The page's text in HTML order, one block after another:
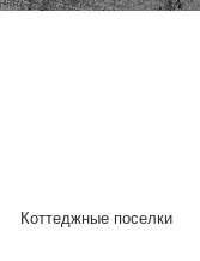
Коттеджные поселки